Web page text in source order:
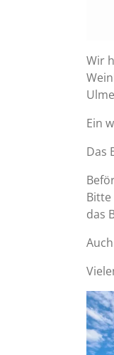
Wir
Ein
Das
das